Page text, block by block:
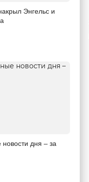
Энгельс и
новости дня – за